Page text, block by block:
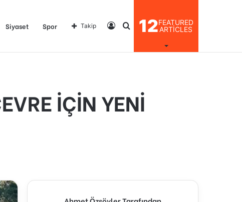
Siyaset Spor 12FEATURED
ARTICLES
Arama
Kayıt
Takip
İÇİN YENİ